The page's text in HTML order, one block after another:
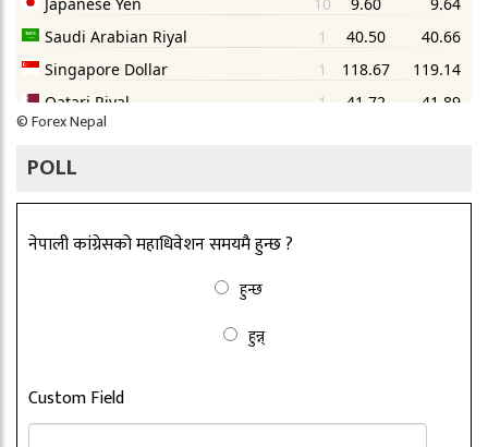
©Forex Nepal
POLL
नेपाली कांग्रेसको महाधिवेशन समयमै हुन्छ ?
हुन्छ
हुन्न्
Custom Field